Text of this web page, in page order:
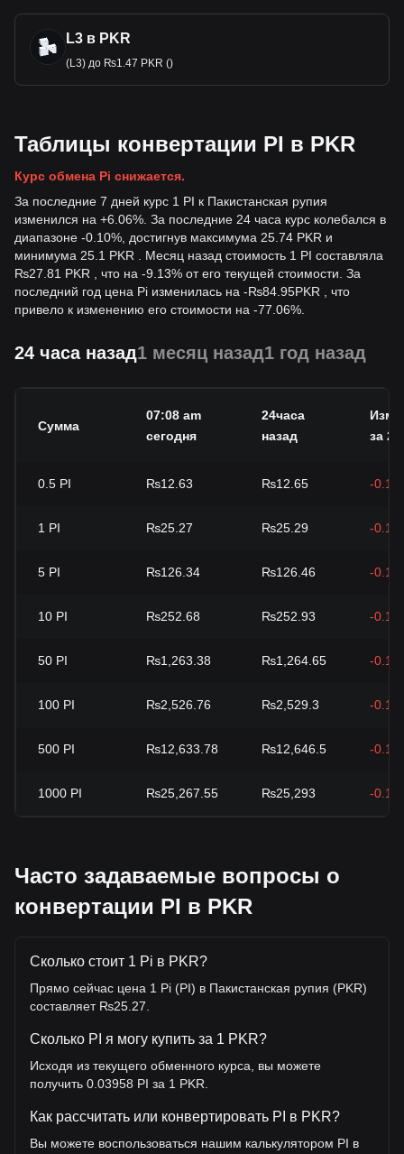
L3 в PKR
(L3) до ₨1.47 PKR ()
Таблицы конвертации PI в PKR
Курс обмена Pi снижается.
За последние 7 дней курс 1 PI к Пакистанская рупия
изменился на +6.06%. За последние 24 часа курс колебался в
диапазоне -0.10%, достигнув максимума 25.74 PKR и
минимума 25.1 PKR . Месяц назад стоимость 1 PI составляла
₨27.81 PKR , что на -9.13% от его текущей стоимости. За
последний год цена Pi изменилась на -₨84.95PKR , что
привело к изменению его стоимости на -77.06%.
24 часа назад1 месяц назад1 год назад
Сумма
07:08 am
сегодня
24часа
назад
за 24
0.5 PI ₨12.63 ₨12.65 -
1 PI ₨25.27 ₨25.29 -
5 PI ₨126.34 ₨126.46 -
10 PI ₨252.68 ₨252.93 -
50 PI ₨1,263.38 ₨1,264.65 -
100 PI ₨2,526.76 ₨2,529.3 -
500 PI ₨12,633.78 ₨12,646.5 -
1000 PI ₨25,267.55 ₨25,293 -
Часто задаваемые вопросы о
конвертации PI в PKR
Сколько стоит 1 Pi в PKR?
Прямо сейчас цена 1 Pi (PI) в Пакистанская рупия (PKR)
составляет ₨25.27.
Сколько PI я могу купить за 1 PKR?
Исходя из текущего обменного курса, вы можете
получить 0.03958 PI за 1 PKR.
Как рассчитать или конвертировать PI в PKR?
Вы можете воспользоваться нашим калькулятором PI в